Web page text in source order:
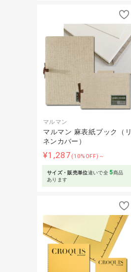
マルマン
マルマン 麻表紙ブック（リ
ネンカバー）
¥1,287 (10%OFF)～
サイズ・販売単位違いで全 5商品
あります